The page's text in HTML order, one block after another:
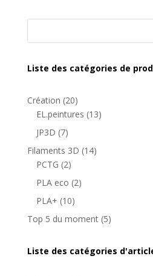
Liste des catégories de
Création 2020
produits
EL.peintures 1313
JP3D 77
produits
Filaments 3D 1414
PCTG 22
produits
PLA eco 22
PLA+ 1010
produits
Top 5 du moment 55
Liste des catégories